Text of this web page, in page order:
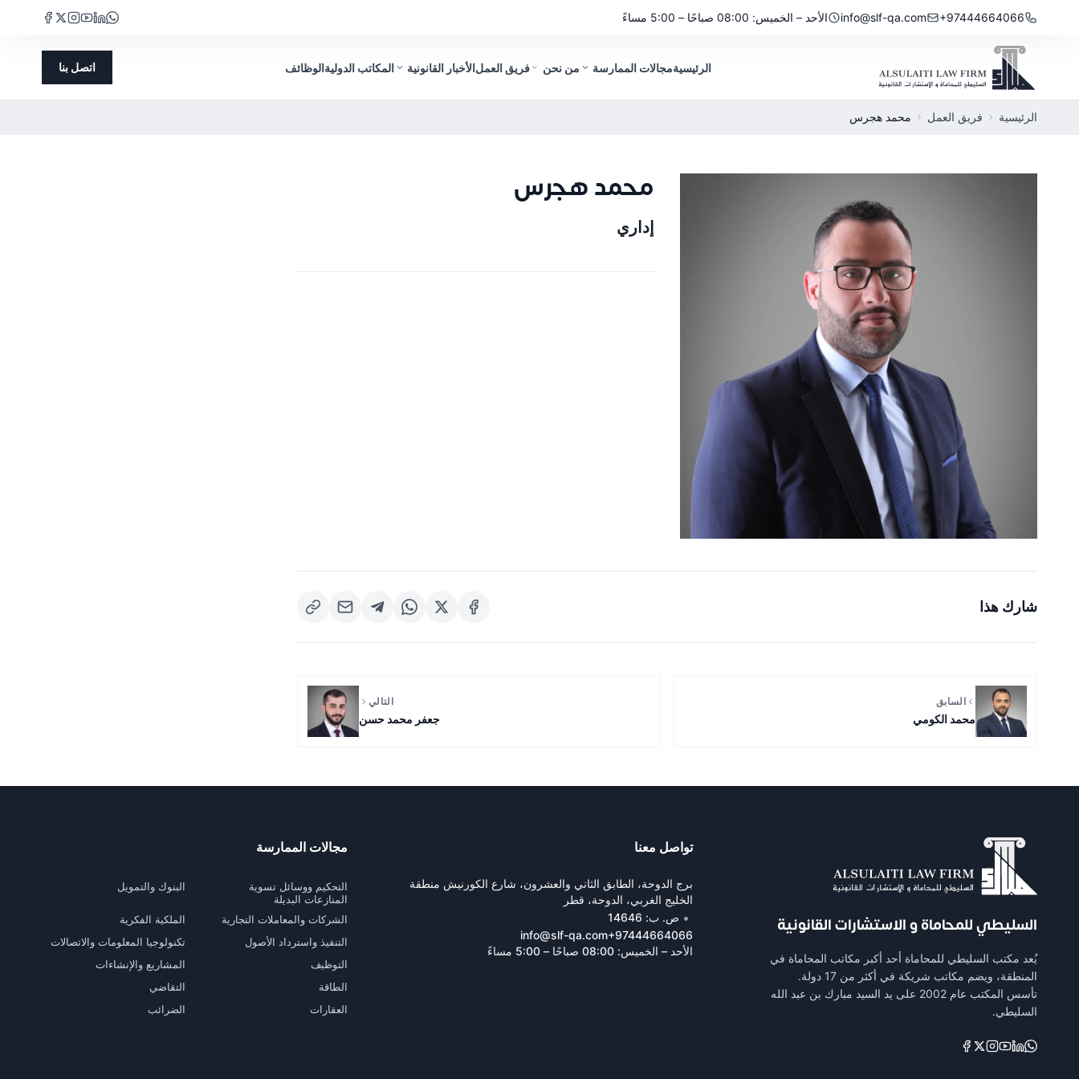
انتقل إلى المحتوى
+97444664066
info@slf-qa.com الأحد – الخميس: 08:00 صباحًا – 5:00 مساءً
الرئيسيةمجالات الممارسة من نحن فريق العملالأخبار القانونية المكاتب الدوليةالوظائف اتصل بنا
الرئيسية فريق العمل محمد هجرس
محمد هجرس
إداري
شارك هذا
السابق
محمد الكومي
التالي
جعفر محمد حسن
السليطي للمحاماة و الاستشارات القانونية
يُعد مكتب السليطي للمحاماة أحد أكبر مكاتب المحاماة في
المنطقة، ويضم مكاتب شريكة في أكثر من 17 دولة.
تأسس المكتب عام 2002 على يد السيد مبارك بن عبد الله
السليطي.
Links
تواصل معنا
برج الدوحة، الطابق الثاني والعشرون، شارع الكورنيش منطقة
الخليج الغربي، الدوحة، قطر
• ص. ب: 14646
+97444664066
info@slf-qa.com
الأحد – الخميس: 08:00 صباحًا – 5:00 مساءً
مجالات الممارسة
التحكيم ووسائل تسوية
المنازعات البديلة
البنوك والتمويل
الشركات والمعاملات التجارية
الملكية الفكرية
التنفيذ واسترداد الأصول
تكنولوجيا المعلومات والاتصالات
التوظيف
المشاريع والإنشاءات
الطاقة
التقاضي
العقارات
الضرائب